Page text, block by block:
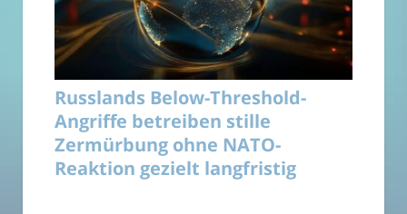
Russlands Below-Threshold-
Angriffe betreiben stille
Zermürbung ohne NATO-
Reaktion gezielt langfristig